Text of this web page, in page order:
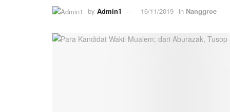
by Admin1 16/11/2019 in Nanggroe